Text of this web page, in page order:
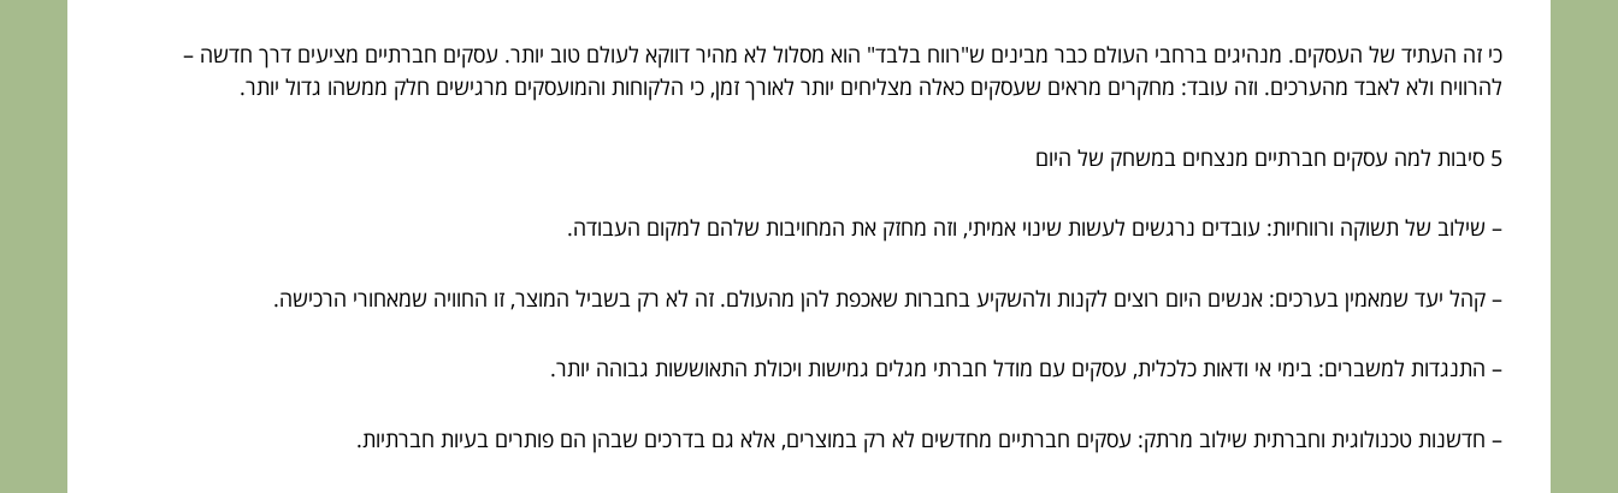
כי זה העתיד של העסקים. מנהיגים ברחבי העולם כבר מבינים ש"רווח בלבד" הוא מסלול לא מהיר דווקא לעולם טוב יותר. עסקים חברתיים מציעים דרך חדשה –
להרוויח ולא לאבד מהערכים. וזה עובד: מחקרים מראים שעסקים כאלה מצליחים יותר לאורך זמן, כי הלקוחות והמועסקים מרגישים חלק ממשהו גדול יותר.
5 סיבות למה עסקים חברתיים מנצחים במשחק של היום
– שילוב של תשוקה ורווחיות: עובדים נרגשים לעשות שינוי אמיתי, וזה מחזק את המחויבות שלהם למקום העבודה.
– קהל יעד שמאמין בערכים: אנשים היום רוצים לקנות ולהשקיע בחברות שאכפת להן מהעולם. זה לא רק בשביל המוצר, זו החוויה שמאחורי הרכישה.
– התנגדות למשברים: בימי אי ודאות כלכלית, עסקים עם מודל חברתי מגלים גמישות ויכולת התאוששות גבוהה יותר.
– חדשנות טכנולוגית וחברתית שילוב מרתק: עסקים חברתיים מחדשים לא רק במוצרים, אלא גם בדרכים שבהן הם פותרים בעיות חברתיות.